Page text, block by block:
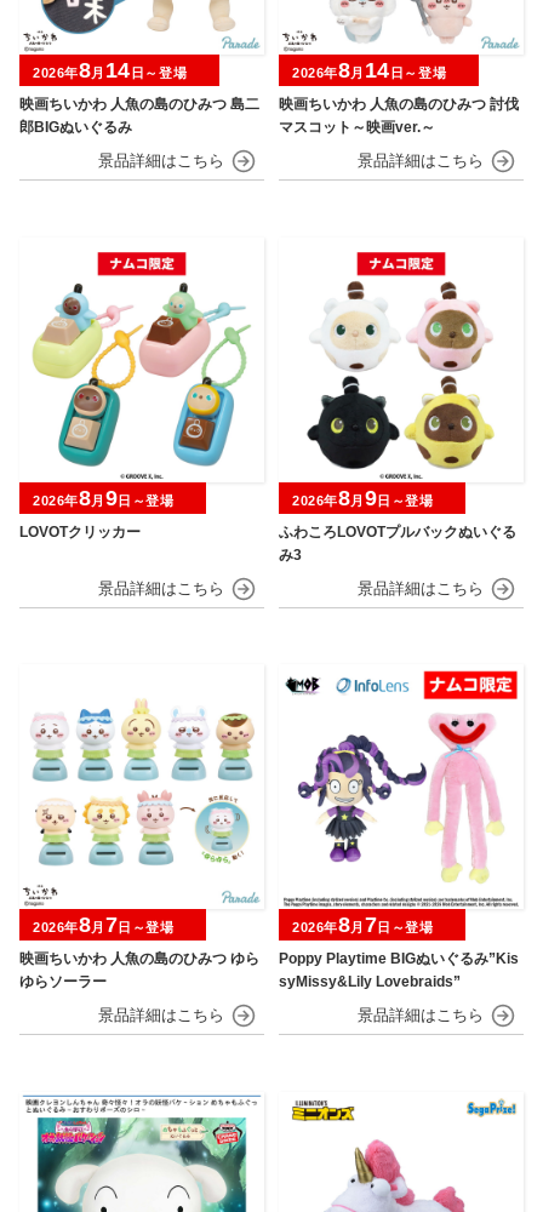
映画ちいかわ 人魚の島のひみつ 島二
郎BIGぬいぐるみ
2026年8月 14 日～登場
映画ちいかわ 人魚の島のひみつ 討伐
マスコット～映画ver.～
2026年8月 14 日～登場
LOVOTクリッカー
2026年8月 9日～登場
ふわころLOVOTプルバックぬいぐる
み3
2026年8月 9日～登場
映画ちいかわ 人魚の島のひみつ ゆら
ゆらソーラー
2026年8月 7日～登場
Poppy Playtime BIGぬいぐるみ”Kis
syMissy&Lily Lovebraids”
2026年8月 7日～登場